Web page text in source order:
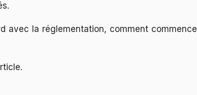
avec la réglementation, comment